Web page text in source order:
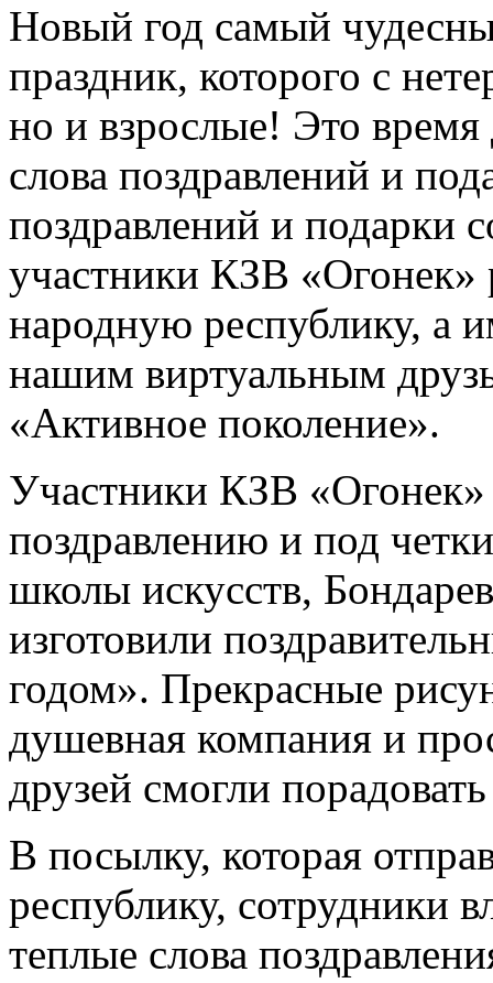
Новый год самый
праздник, которого с
но и взрослые! Это время
слова поздравлений и
поздравлений и подарки
участники КЗВ
народную республику, а
нашим виртуальным
«Активное поколение».
Участники КЗВ
поздравлению и под
школы искусств,
изготовили
годом». Прекрасные
душевная компания и
друзей смогли
В посылку, которая
республику, сотрудники
теплые слова